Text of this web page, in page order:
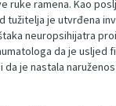
ruke ramena. Kao
tužitelja je utvrđena
neuropsihijatra
da je usljed
je nastala